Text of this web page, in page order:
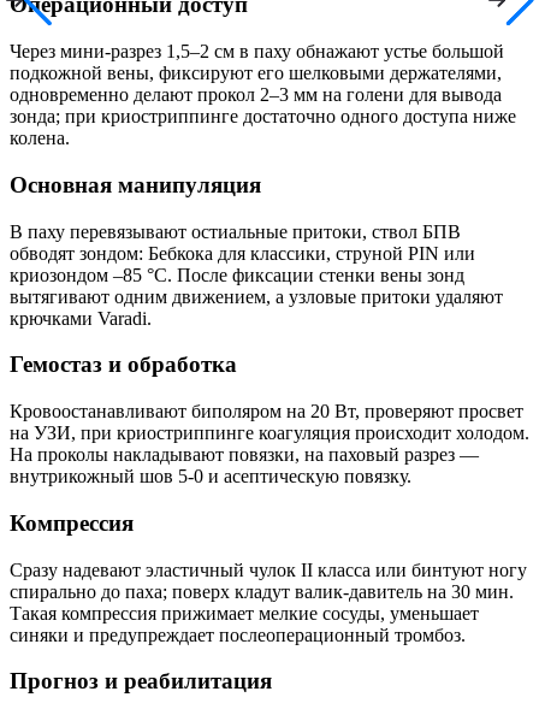
Через мини-разрез 1,5–2 см в паху обнажают устье большой
подкожной вены, фиксируют его шелковыми держателями,
одновременно делают прокол 2–3 мм на голени для вывода
зонда; при криостриппинге достаточно одного доступа ниже
колена.
Основная манипуляция
В паху перевязывают остиальные притоки, ствол БПВ
обводят зондом: Бебкока для классики, струной PIN или
криозондом –85 °C. После фиксации стенки вены зонд
вытягивают одним движением, а узловые притоки удаляют
крючками Varadi.
Гемостаз и обработка
Кровоостанавливают биполяром на 20 Вт, проверяют просвет
на УЗИ, при криостриппинге коагуляция происходит холодом.
На проколы накладывают повязки, на паховый разрез —
внутрикожный шов 5-0 и асептическую повязку.
Компрессия
Сразу надевают эластичный чулок II класса или бинтуют ногу
спирально до паха; поверх кладут валик-давитель на 30 мин.
Такая компрессия прижимает мелкие сосуды, уменьшает
синяки и предупреждает послеоперационный тромбоз.
Прогноз и реабилитация